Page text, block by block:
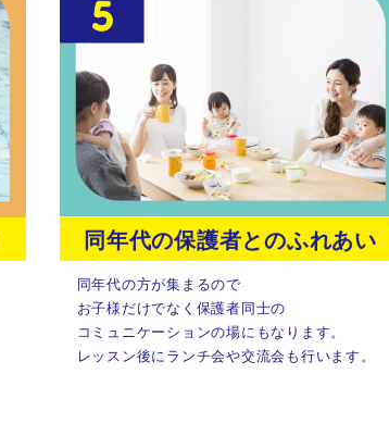
同年代の保護者とのふれあい
同年代の方が集まるので
お子様だけでなく保護者同士の
コミュニケーションの場にもなります。
レッスン後にランチ会や交流会も行います。